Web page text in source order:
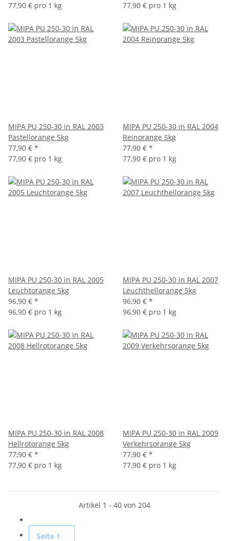
77,90 € pro 1 kg
77,90 € pro 1 kg
MIPA PU 250-30 in RAL 2003
Pastellorange 5kg
77,90 € *
77,90 € pro 1 kg
MIPA PU 250-30 in RAL 2004
Reinorange 5kg
77,90 € *
77,90 € pro 1 kg
MIPA PU 250-30 in RAL 2005
Leuchtorange 5kg
96,90 € *
96,90 € pro 1 kg
MIPA PU 250-30 in RAL 2007
Leuchthellorange 5kg
96,90 € *
96,90 € pro 1 kg
MIPA PU 250-30 in RAL 2008
Hellrotorange 5kg
77,90 € *
77,90 € pro 1 kg
MIPA PU 250-30 in RAL 2009
Verkehrsorange 5kg
77,90 € *
77,90 € pro 1 kg
Artikel 1 - 40 von 204
Seite 1